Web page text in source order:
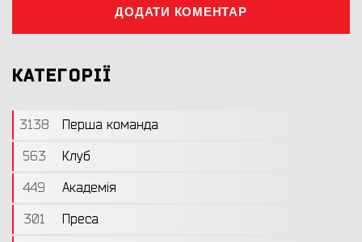
ДОДАТИ КОМЕНТАР
КАТЕГОРІЇ
3138
Перша команда
563
Клуб
449
Академія
301
Преса